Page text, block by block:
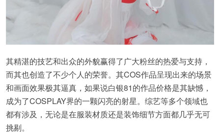
其精湛的技艺和出众的外貌赢得了广大粉丝的热爱与支持，
而其也创造了不少个人的荣誉。其COS作品呈现出来的场景
和画面效果极其逼真，如果说白银81的作品价格是其缺憾，
成为了COSPLAY界的一颗闪亮的射星。综艺等多个领域也
都有涉及，无论是在服装材质还是装饰细节方面都几乎无可
挑剔。